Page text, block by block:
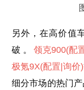
另外，在高价值
破。领克900(配
极氪9X(配置 |询价)
细分市场的热门